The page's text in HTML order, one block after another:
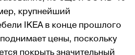
крупнейший
IKEA в конце прошлого
цены, поскольку
покрыть значительный